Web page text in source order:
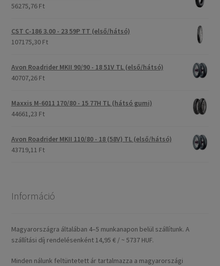
56275,76 Ft
CST C-186 3.00 - 23 59P TT (első/hátsó)
107175,30 Ft
Avon Roadrider MKII 90/90 - 18 51V TL (első/hátsó)
40707,26 Ft
Maxxis M-6011 170/80 - 15 77H TL (hátsó gumi)
44661,23 Ft
Avon Roadrider MKII 110/80 - 18 (58V) TL (első/hátsó)
43719,11 Ft
Információ
Magyarországra általában 4–5 munkanapon belül szállítunk. A
szállítási díj rendelésenként 14,95 € / ~ 5737 HUF.
Minden nálunk feltüntetett ár tartalmazza a magyarországi